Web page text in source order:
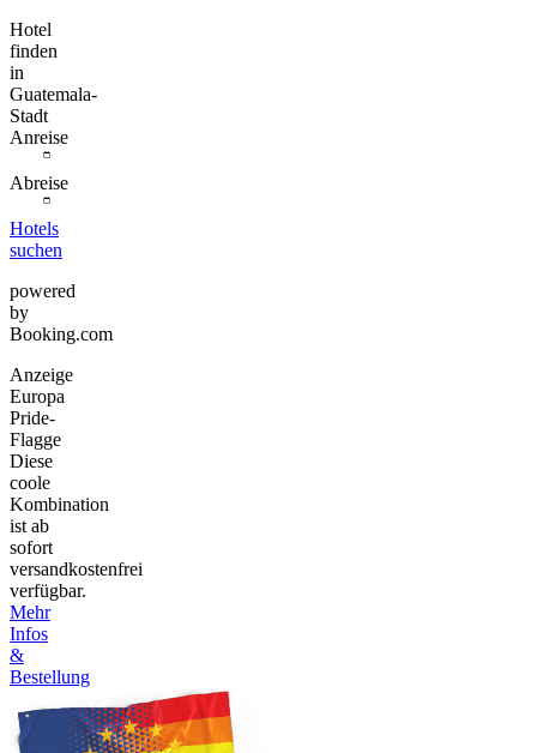
Hotel
finden
in
Guatemala-
Stadt
Anreise
Abreise
Hotels
suchen
powered
by
Booking.com
Anzeige
Europa
Pride-
Flagge
Diese
coole
Kombination
ist ab
sofort
versandkostenfrei
verfügbar.
Mehr
Infos
&
Bestellung